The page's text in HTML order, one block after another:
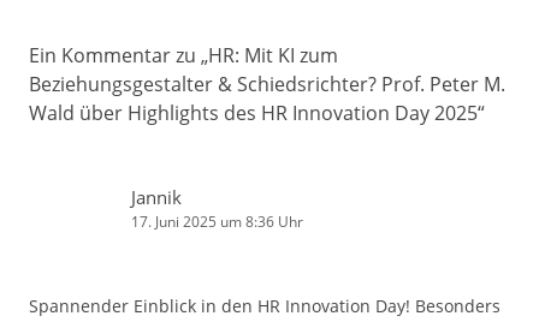
Ein Kommentar zu „HR: Mit KI zum
Beziehungsgestalter & Schiedsrichter? Prof. Peter M.
Wald über Highlights des HR Innovation Day 2025“
Jannik
17. Juni 2025 um 8:36 Uhr
Spannender Einblick in den HR Innovation Day! Besonders